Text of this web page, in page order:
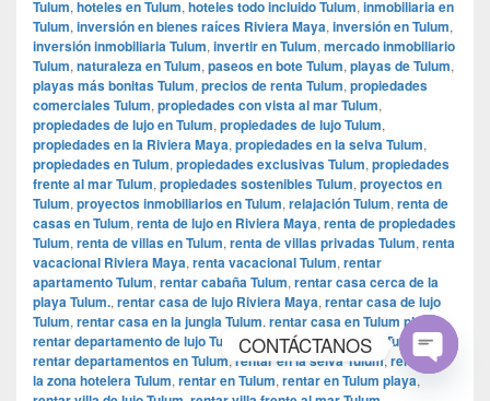
Tulum, hoteles en Tulum, hoteles todo incluido Tulum, inmobiliaria en
Tulum, inversión en bienes raíces Riviera Maya, inversión en Tulum,
inversión inmobiliaria Tulum, invertir en Tulum, mercado inmobiliario
Tulum, naturaleza en Tulum, paseos en bote Tulum, playas de Tulum,
playas más bonitas Tulum, precios de renta Tulum, propiedades
comerciales Tulum, propiedades con vista al mar Tulum,
propiedades de lujo en Tulum, propiedades de lujo Tulum,
propiedades en la Riviera Maya, propiedades en la selva Tulum,
propiedades en Tulum, propiedades exclusivas Tulum, propiedades
frente al mar Tulum, propiedades sostenibles Tulum, proyectos en
Tulum, proyectos inmobiliarios en Tulum, relajación Tulum, renta de
casas en Tulum, renta de lujo en Riviera Maya, renta de propiedades
Tulum, renta de villas en Tulum, renta de villas privadas Tulum, renta
vacacional Riviera Maya, renta vacacional Tulum, rentar
apartamento Tulum, rentar cabaña Tulum, rentar casa cerca de la
playa Tulum., rentar casa de lujo Riviera Maya, rentar casa de lujo
Tulum, rentar casa en la jungla Tulum, rentar casa en Tulum playa,
rentar departamento de lujo Tulum,rentar departamento Tulum,
rentar departamentos en Tulum, rentar en la selva Tulum, rentar en
la zona hotelera Tulum, rentar en Tulum, rentar en Tulum playa,
CONTÁCTANOS